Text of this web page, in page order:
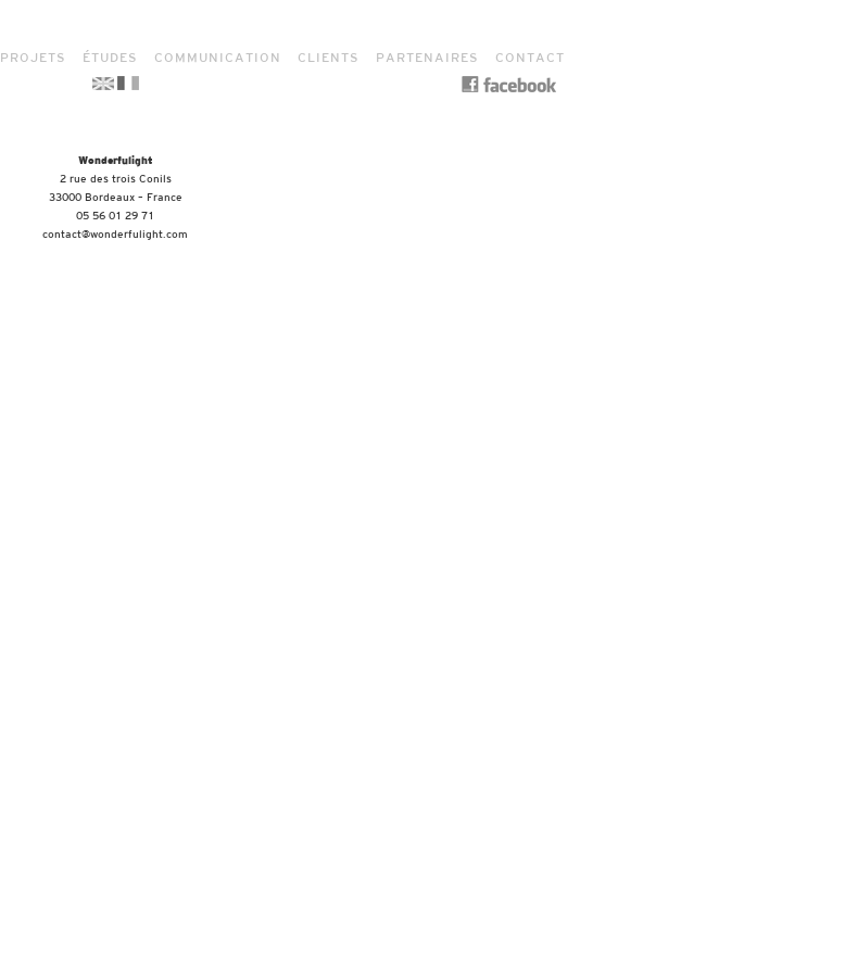
PROJETS ÉTUDES COMMUNICATION CLIENTS PARTENAIRES CONTACT
Wonderfulight
2 rue des trois Conils
33000 Bordeaux – France
05 56 01 29 71
contact@wonderfulight.com